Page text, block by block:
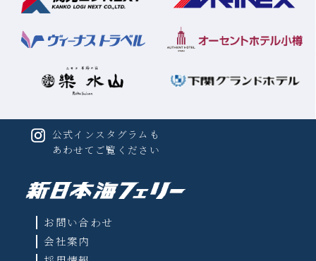
おひとりさま
5,500円（税込）
オードブル
生ハムとカッテージチーズの菜園
風サラダ仕立て
魚料理
サーモンの三五八漬け フォンドヴ
ォーのソースで
オーセントホテル小樽謹製パンま
デザート
お問い合わせ
会社案内
公式インスタグラムも
あわせてご覧ください